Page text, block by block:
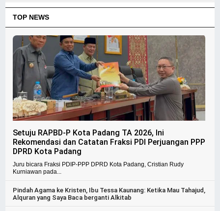
TOP NEWS
Setuju RAPBD-P Kota Padang TA 2026, Ini
Rekomendasi dan Catatan Fraksi PDI Perjuangan PPP
DPRD Kota Padang
Juru bicara Fraksi PDIP-PPP DPRD Kota Padang, Cristian Rudy
Kurniawan pada...
Pindah Agama ke Kristen, Ibu Tessa Kaunang: Ketika Mau Tahajud,
Alquran yang Saya Baca berganti Alkitab